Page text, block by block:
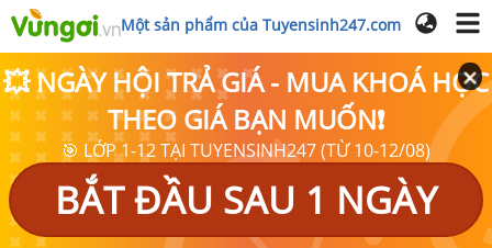
Một sản phẩm của Tuyensinh247.com
💥 NGÀY HỘI TRẢ GIÁ - MUA KHOÁ HỌC
THEO GIÁ BẠN MUỐN❗
🎯 LỚP 1-12 TẠI TUYENSINH247 (TỪ 10-12/08)
BẮT ĐẦU SAU 1 NGÀY